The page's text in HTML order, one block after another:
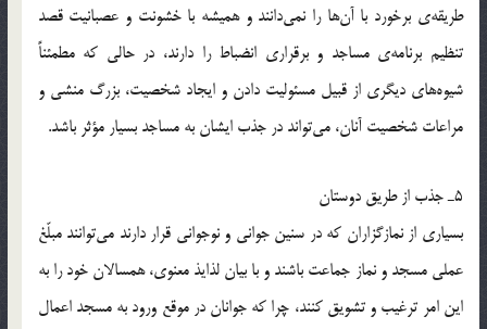
طريقه‌ي برخورد با آن‌ها را نمي‌دانند و هميشه با خشونت و عصبانيت قصد
تنظيم برنامه‌ي مساجد و برقراري انضباط را دارند، در حالي كه مطمئناً
شيوه‌هاي ديگري از قبيل مسئوليت دادن و ايجاد شخصيت، بزرگ منشي و
مراعات شخصيت آنان، مي‌تواند در جذب ايشان به مساجد بسيار مؤثر باشد.
5ـ جذب از طريق دوستان
بسياري از نمازگزاران كه در سنين جواني و نوجواني قرار دارند مي‌توانند مبلّغ
عملي مسجد و نماز جماعت باشند و با بيان لذايذ معنوي، همسالان خود را به
اين امر ترغيب و تشويق كنند، چرا كه جوانان در موقع ورود به مسجد اعمال